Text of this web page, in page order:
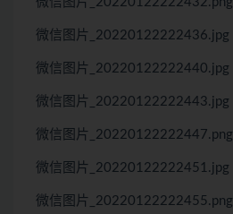
微信图片_20220122222436.jpg
微信图片_20220122222440.jpg
微信图片_20220122222443.jpg
微信图片_20220122222447.png
微信图片_20220122222451.jpg
微信图片_20220122222455.png